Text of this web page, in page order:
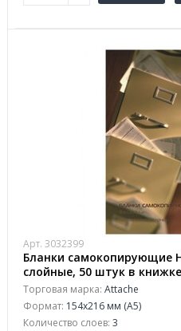
Арт. 3032399
Бланки самокопирующие
слойные, 50 штук в
Торговая марка: Attache
Формат: 154x216 мм (А5)
Количество слоев: 3